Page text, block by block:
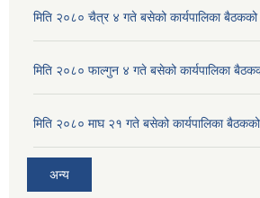
मिति २०८० चैत्र ४ गते बसेको कार्यपालिका बैठकको
मिति २०८० फाल्गुन ४ गते बसेको कार्यपालिका
मिति २०८० माघ २१ गते बसेको कार्यपालिका
अन्य